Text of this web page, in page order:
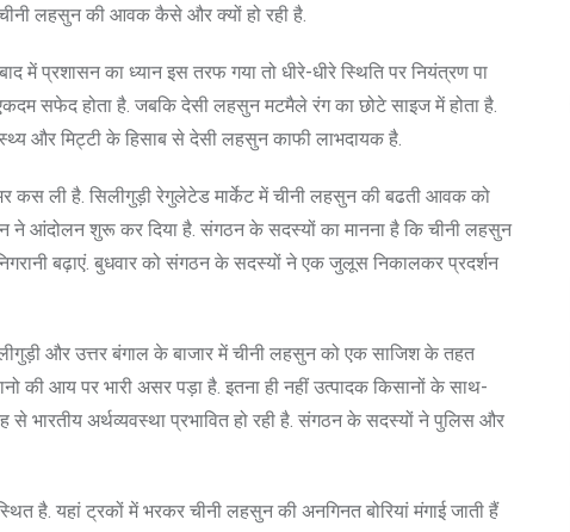
लहसुन की आवक कैसे और क्यों हो रही है.
में प्रशासन का ध्यान इस तरफ गया तो धीरे-धीरे स्थिति पर नियंत्रण पा
सफेद होता है. जबकि देसी लहसुन मटमैले रंग का छोटे साइज में होता है.
और मिट्टी के हिसाब से देसी लहसुन काफी लाभदायक है.
कस ली है. सिलीगुड़ी रेगुलेटेड मार्केट में चीनी लहसुन की बढती आवक को
आंदोलन शुरू कर दिया है. संगठन के सदस्यों का मानना है कि चीनी लहसुन
बढ़ाएं. बुधवार को संगठन के सदस्यों ने एक जुलूस निकालकर प्रदर्शन
और उत्तर बंगाल के बाजार में चीनी लहसुन को एक साजिश के तहत
की आय पर भारी असर पड़ा है. इतना ही नहीं उत्पादक किसानों के साथ-
अर्थव्यवस्था प्रभावित हो रही है. संगठन के सदस्यों ने पुलिस और
है. यहां ट्रकों में भरकर चीनी लहसुन की अनगिनत बोरियां मंगाई जाती हैं